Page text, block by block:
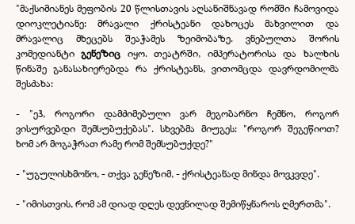
"მაქსიმიანეს მეფობის 20 წლისთავის აღსანიშნავად რომში ჩამოვიდა
დიოკლეტიანე: მრავალი ქრისტეანი დახოცეს მახვილით და
მრავალიც მხეცებს შეაჭამეს ზეიმობაზე. ვნებულთა შორის
კომედიანტიგენეზიც იყო. თეატრში, იმპერატორისა და ხალხის
წინაშე განასახიერებდა რა ქრისტეანს, ვითომცდა დავრდომილმა
შესძახა:
- "ეჰ, როგორი დამძიმებული ვარ მეგობარნო ჩემნო, როგორ
ვისურვებდი შემსუბუქებას". სხვებმა მიუგეს: "როგორ შეგეწიოთ?
ხომ არ მოგაჭრათ რამე რომ შემსუბუქდე?"
- "უგულისხმონო, -თქვა გენეზიმ, -ქრისტეანად მინდა მოვკვდე".
- "იმისთვის, რომ ამ დიად დღეს დევნილად შემიწყნაროს ღმერთმა".